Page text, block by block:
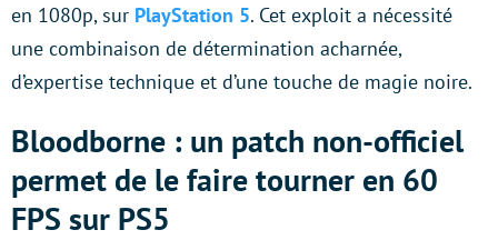
en 1080p, sur PlayStation 5. Cet exploit a nécessité
une combinaison de détermination acharnée,
d’expertise technique et d’une touche de magie noire.
Bloodborne : un patch non-officiel
permet de le faire tourner en 60
FPS sur PS5